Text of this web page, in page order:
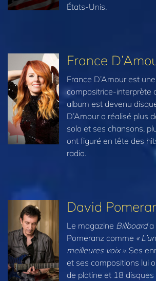
États-Unis.
France
France D’Amour est
compositrice-interprète
album est devenu
D’Amour a réalisé plus
solo et ses chansons,
ont figuré en tête des
radio.
David
Le magazine Billboarda
Pomeranz comme «
meilleures voix ». Ses
et ses compositions lui
de platine et 18